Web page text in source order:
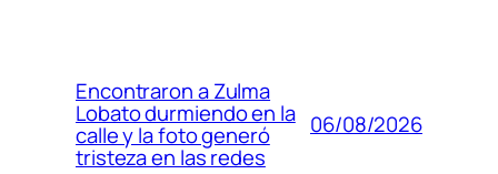
Encontraron a Zulma
Lobato durmiendo en la
calle y la foto generó
tristeza en las redes
06/08/2026